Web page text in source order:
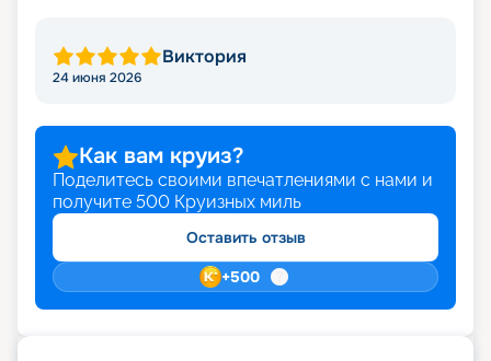
Виктория
24 июня 2026
Как вам круиз?
Поделитесь своими впечатлениями с нами и
получите 500 Круизных миль
Оставить отзыв
+500